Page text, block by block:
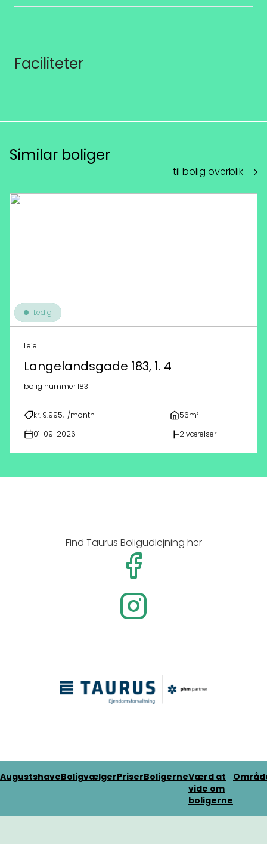
Faciliteter
Similar boliger
til bolig overblik
Ledig
Leje
Langelandsgade 183, 1. 4
bolig nummer 183
kr. 9.995,-/month 56m²
01-09-2026 2 værelser
Find Taurus Boligudlejning her
AugustshaveBoligvælgerPriserBoligerneVærd at
vide om
boligerne